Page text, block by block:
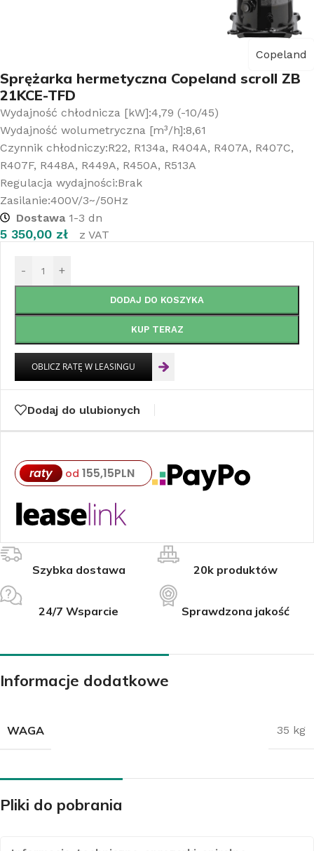
Copeland
Sprężarka hermetyczna Copeland scroll ZB
21KCE-TFD
Wydajność chłodnicza [kW]:4,79 (-10/45)
Wydajność wolumetryczna [m³/h]:8,61
Czynnik chłodniczy:R22, R134a, R404A, R407A, R407C,
R407F, R448A, R449A, R450A, R513A
Regulacja wydajności:Brak
Zasilanie:400V/3~/50Hz
Dostawa1-3 dn
5 350,00 zł z VAT
- +
DODAJ DO KOSZYKA
KUP TERAZ
Dodaj do ulubionych
raty od 155,15PLN
Szybka dostawa 20k produktów
24/7 Wsparcie Sprawdzona jakość
Informacje dodatkowe
WAGA 35 kg
Pliki do pobrania